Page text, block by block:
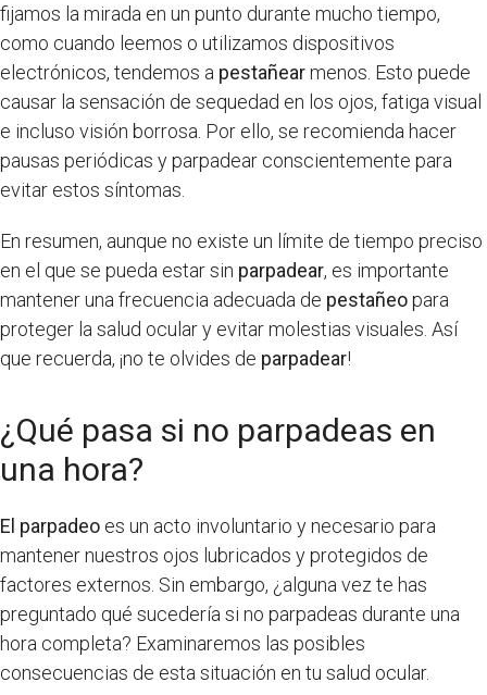
fijamos la mirada en un punto durante mucho tiempo,
como cuando leemos o utilizamos dispositivos
electrónicos, tendemos a pestañearmenos. Esto puede
causar la sensación de sequedad en los ojos, fatiga visual
e incluso visión borrosa. Por ello, se recomienda hacer
pausas periódicas y parpadear conscientemente para
evitar estos síntomas.
En resumen, aunque no existe un límite de tiempo preciso
en el que se pueda estar sin parpadear, es importante
mantener una frecuencia adecuada de pestañeopara
proteger la salud ocular y evitar molestias visuales. Así
que recuerda, ¡no te olvides de parpadear!
¿Qué pasa si no parpadeas en
una hora?
El parpadeo es un acto involuntario y necesario para
mantener nuestros ojos lubricados y protegidos de
factores externos. Sin embargo, ¿alguna vez te has
preguntado qué sucedería si no parpadeas durante una
hora completa? Examinaremos las posibles
consecuencias de esta situación en tu salud ocular.